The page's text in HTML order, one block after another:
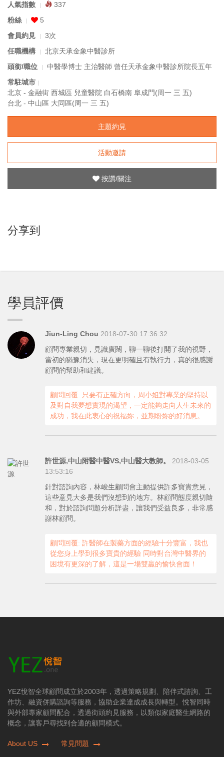
人氣指數
337
粉絲
5
會員約見
3次
任職機構
北京天承金象中醫診所
頭銜/職位
中醫學博士 主治醫師 曾任天承金象中醫診所院長五年
常駐城市
北京 - 金融街 西城區 兒童醫院 白石橋南 阜成門(周一 三 五)
台北 - 中山區 大同區(周一 三 五)
主題約見
活動邀請
按讚/關注
分享到
學員評價
Jiun-Ling Chou 2018-07-30 17:36:32
顧問專業親切，見識廣闊，聊一聊後打開了我的視野，
當初的猶豫消失，現在更明確且有執行力，真的很感謝
顧問的幫助和建議。
顧問回覆: 只要有正確方向，周小姐對專業的堅持以
及對自我夢想實現的渴望，一定能夠走向人生未來的
成功，我在此衷心的祝福妳，並期盼妳的好消息。
許世源,中山附醫中醫VS,中山醫大教師。
2018-03-05
13:53:16
針對諮詢內容，林峻生顧問會主動提供許多寶貴意見，
這些意見大多是我們沒想到的地方。林顧問態度親切隨
和，對於諮詢問題分析詳盡，讓我們受益良多，非常感
謝林顧問。
顧問回覆: 許醫師在製藥方面的經驗十分豐富，我也
從您身上學到很多寶貴的經驗 同時對台灣中醫界的
困境有更深的了解，這是一場雙贏的愉快會面！
YEZ悅智全球顧問成立於2003年，透過策略規劃、陪伴式諮詢、工
作坊、融資併購諮詢等服務，協助企業達成成長與轉型。悅智同時
與外部專家顧問配合，透過街頭約見服務，以類似家庭醫生網路的
概念，讓客戶尋找到合適的顧問模式。
About US 常見問題